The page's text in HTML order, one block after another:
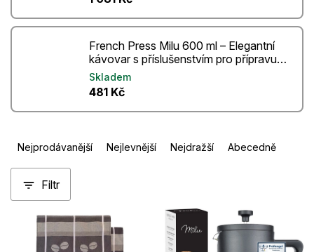
French Press Milu 600 ml – Elegantní
kávovar s příslušenstvím pro přípravu
kávy i čaje
Skladem
481 Kč
Ř
z
n
Nejprodávanější Nejlevnější Nejdražší Abecedně
Filtr